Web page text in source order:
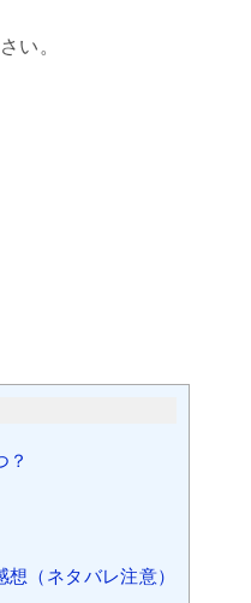
い。
？
（ネタバレ注意）